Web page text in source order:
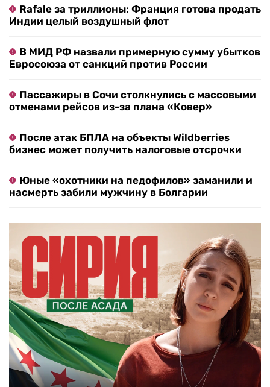
Rafale за триллионы: Франция готова продать
Индии целый воздушный флот
В МИД РФ назвали примерную сумму убытков
Евросоюза от санкций против России
Пассажиры в Сочи столкнулись с массовыми
отменами рейсов из-за плана «Ковер»
После атак БПЛА на объекты Wildberries
бизнес может получить налоговые отсрочки
Юные «охотники на педофилов» заманили и
насмерть забили мужчину в Болгарии